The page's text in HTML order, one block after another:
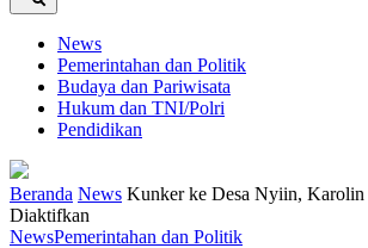
News
Pemerintahan dan Politik
Budaya dan Pariwisata
Hukum dan TNI/Polri
Pendidikan
Beranda News Kunker ke Desa Nyiin, Karolin
Diaktifkan
NewsPemerintahan dan Politik